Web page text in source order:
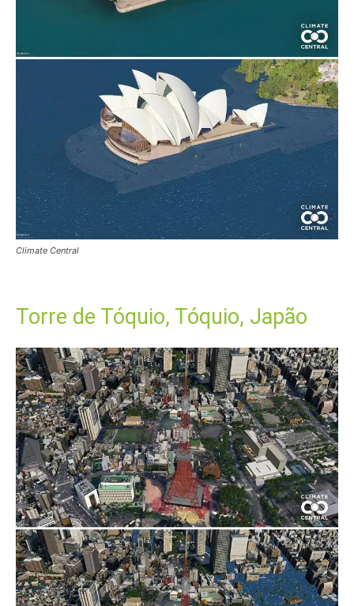
Climate Central
Torre de Tóquio, Tóquio, Japão